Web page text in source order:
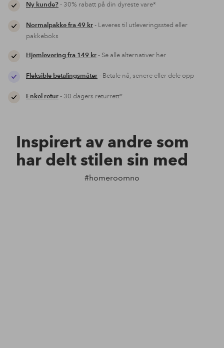
Ny kunde?- 30% rabatt på din dyreste vare*
Normalpakke fra 49 kr- Leveres til utleveringssted eller
pakkeboks
Hjemlevering fra 149 kr- Se alle alternativer her
Fleksible betalingsmåter- Betale nå, senere eller dele opp
Enkel retur- 30 dagers returrett*
Inspirert av andre som
har delt stilen sin med
#homeroomno